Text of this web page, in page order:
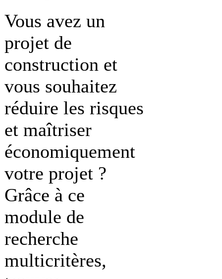
Vous avez un
projet de
construction et
vous souhaitez
réduire les risques
et maîtriser
économiquement
votre projet ?
Grâce à ce
module de
recherche
multicritères,